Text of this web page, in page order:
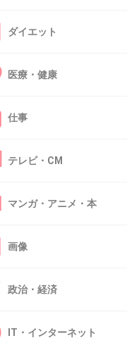
るんだよ確か
よ
ダイエット
医療・健康
仕事
テレビ・CM
マンガ・アニメ・本
画像
政治・経済
IT・インターネット